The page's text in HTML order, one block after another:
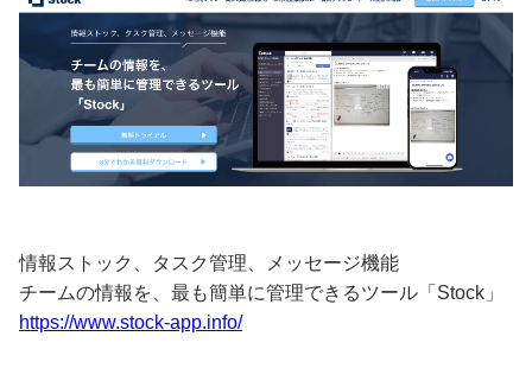
情報ストック、タスク管理、メッセージ機能
チームの情報を、最も簡単に管理できるツール「Stock」
https://www.stock-app.info/